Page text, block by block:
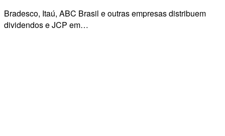
Bradesco, Itaú, ABC Brasil e outras empresas distribuem
dividendos e JCP em…